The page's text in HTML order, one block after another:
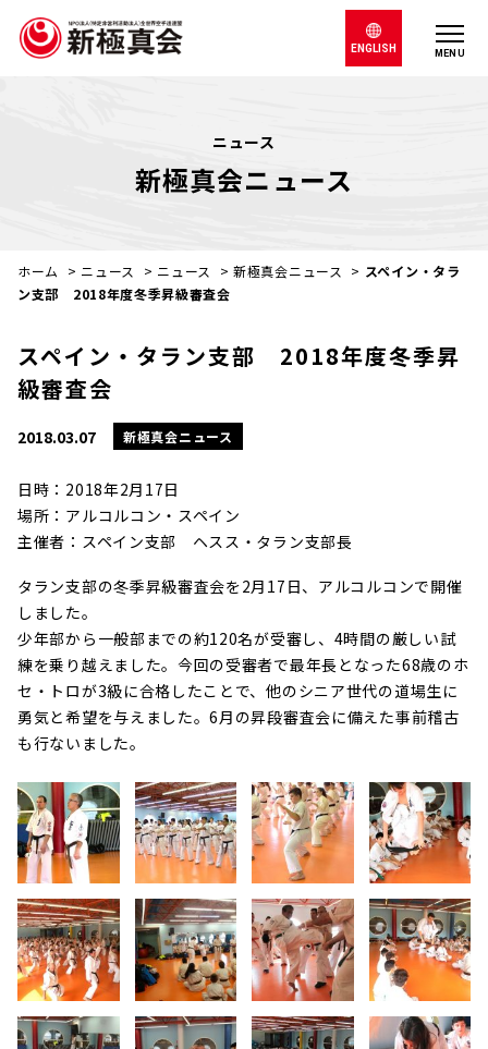
MENU
ENGLISH
ニュース
新極真会ニュース
ホーム > ニュース > ニュース >新極真会ニュース > スペイン・タラ
ン支部 2018年度冬季昇級審査会
スペイン・タラン支部 2018年度冬季昇
級審査会
2018.03.07 新極真会ニュース
日時：2018年2月17日
場所：アルコルコン・スペイン
主催者：スペイン支部 ヘスス・タラン支部長
タラン支部の冬季昇級審査会を2月17日、アルコルコンで開催
しました。
少年部から一般部までの約120名が受審し、4時間の厳しい試
練を乗り越えました。今回の受審者で最年長となった68歳のホ
セ・トロが3級に合格したことで、他のシニア世代の道場生に
勇気と希望を与えました。6月の昇段審査会に備えた事前稽古
も行ないました。